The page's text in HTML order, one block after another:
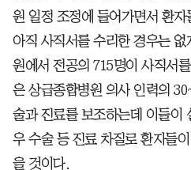
원 일정 조정에 들어가면서 환
아직 사직서를 수리한 경우는
원에서 전공의 715명이 사직서
은 상급종합병원 의사 인력의
술과 진료를 보조하는데 이들이
우 수술 등 진료 차질로 환자들
을 것이다.